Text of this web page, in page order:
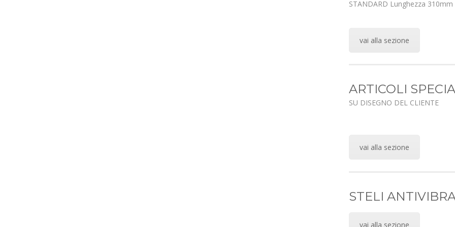
STANDARD Lunghezza 310mm
vai alla sezione
ARTICOLI
SU DISEGNO DEL CLIENTE
vai alla sezione
STELI
vai alla sezione